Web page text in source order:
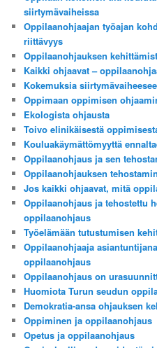
siirtymävaiheissa
Oppilaanohjaajan työajan
riittävyys
Oppilaanohjauksen
Kaikki ohjaavat –
Kokemuksia
Oppimaan oppimisen
Ekologista ohjausta
Toivo elinikäisestä
Kouluakäymättömyyttä
Oppilaanohjaus ja sen
Oppilaanohjauksen
Jos kaikki ohjaavat, mitä
Oppilaanohjaus ja tehostettu
oppilaanohjaus
Työelämään tutustumisen
Oppilaanohjaaja
oppilaanohjaus
Oppilaanohjaus on
Huomiota Turun seudun
Demokratia-ansa ohjauksen
Oppiminen ja oppilaanohjaus
Opetus ja oppilaanohjaus